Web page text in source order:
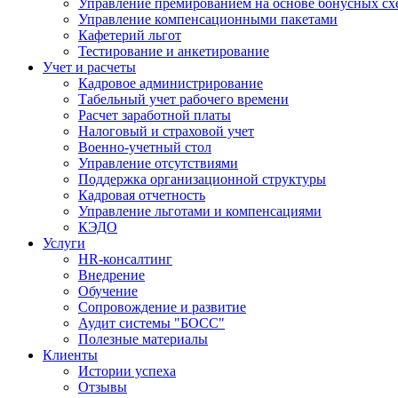
Управление компенсационными пакетами
Кафетерий льгот
Тестирование и анкетирование
Учет и расчеты
Кадровое администрирование
Табельный учет рабочего времени
Расчет заработной платы
Налоговый и страховой учет
Военно-учетный стол
Управление отсутствиями
Поддержка организационной структуры
Кадровая отчетность
Управление льготами и компенсациями
КЭДО
Услуги
HR-консалтинг
Внедрение
Обучение
Сопровождение и развитие
Аудит системы "БОСС"
Полезные материалы
Клиенты
Истории успеха
Отзывы